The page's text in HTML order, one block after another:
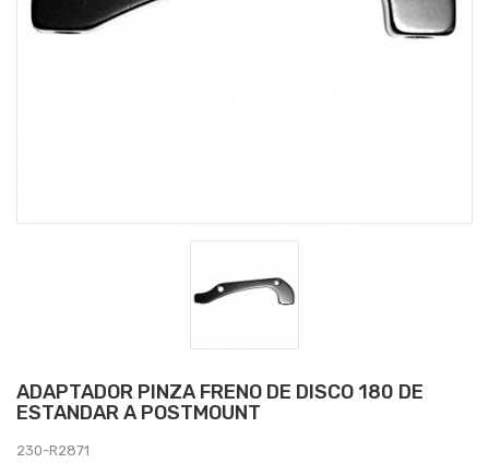
ADAPTADOR PINZA FRENO DE DISCO 180 DE
ESTANDAR A POSTMOUNT
230-R2871